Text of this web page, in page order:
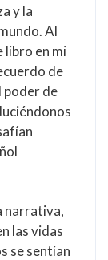
y la
Al
libro en mi
de
poder de
narrativa,
las vidas
se sentían